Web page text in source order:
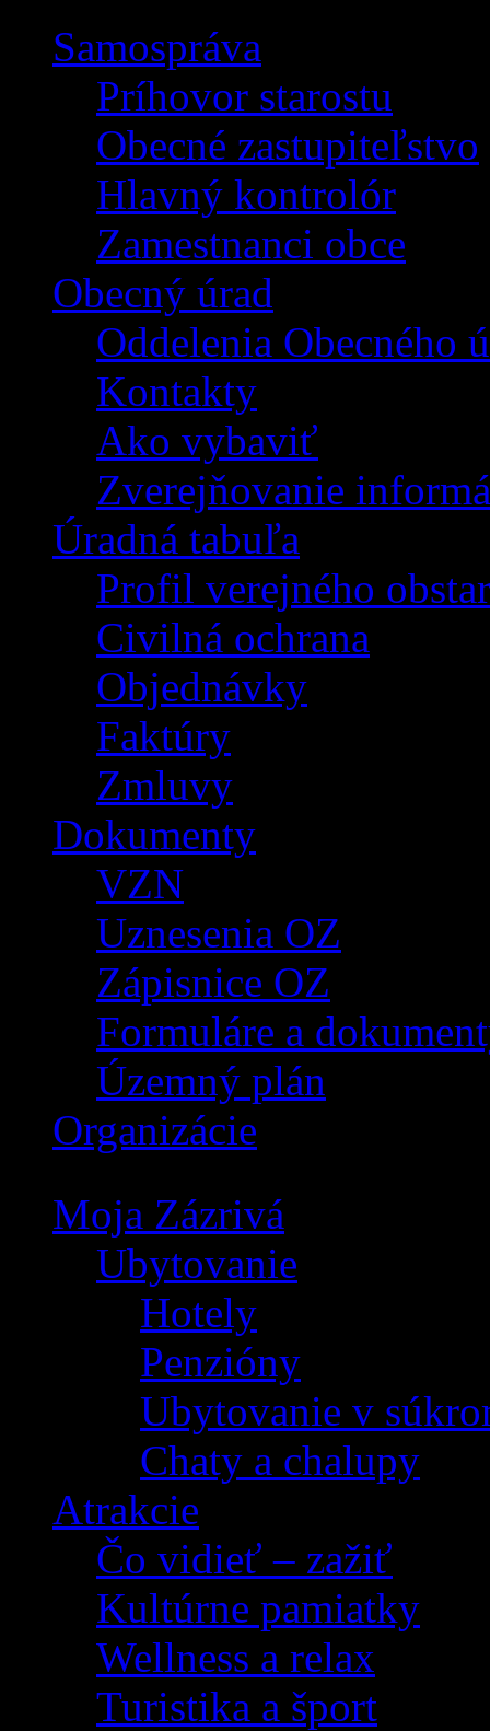
Samospráva
Príhovor starostu
Obecné zastupiteľstvo
Hlavný kontrolór
Zamestnanci obce
Obecný úrad
Oddelenia Obecného
Kontakty
Ako vybaviť
Zverejňovanie
Úradná tabuľa
Profil verejného
Civilná ochrana
Objednávky
Faktúry
Zmluvy
Dokumenty
VZN
Uznesenia OZ
Zápisnice OZ
Formuláre a
Územný plán
Organizácie
Moja Zázrivá
Ubytovanie
Hotely
Penzióny
Ubytovanie v
Chaty a chalupy
Atrakcie
Čo vidieť – zažiť
Kultúrne pamiatky
Wellness a relax
Turistika a šport